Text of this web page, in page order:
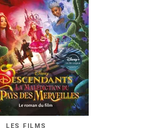
LES FILMS